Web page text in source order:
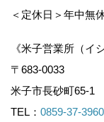
＜定休日＞年中無
《米子営業所（イ
〒683-0033
米子市長砂町65-1
TEL： 0859-37-3960